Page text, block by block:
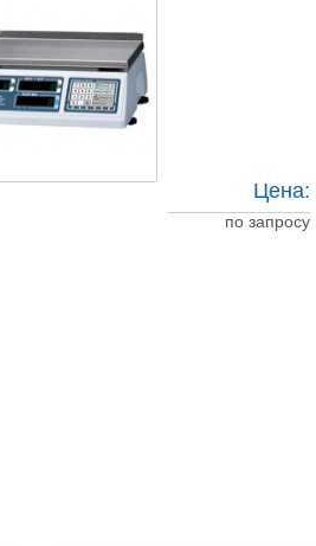
Цена:
по запросу